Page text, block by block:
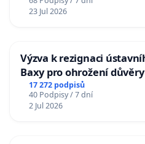
23 Jul 2026
Výzva k rezignaci
Baxy pro ohrožení
17 272 podpisů
40 Podpisy / 7 dní
2 Jul 2026